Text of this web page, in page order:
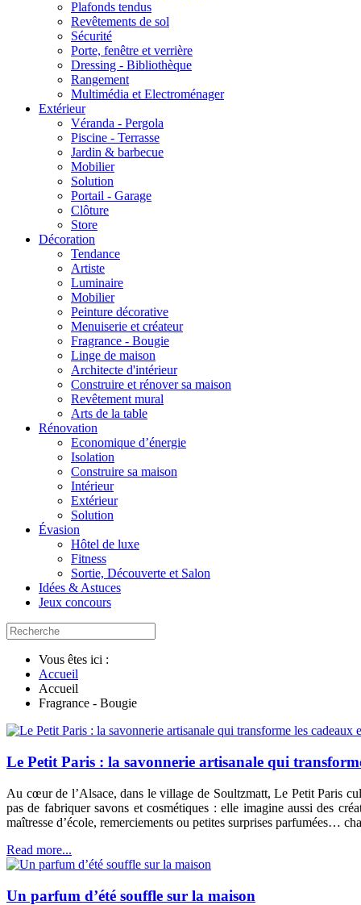
Plafonds tendus
Revêtements de sol
Sécurité
Porte, fenêtre et verrière
Dressing - Bibliothèque
Rangement
Multimédia et Electroménager
Extérieur
Véranda - Pergola
Piscine - Terrasse
Jardin & barbecue
Mobilier
Solution
Portail - Garage
Clôture
Store
Décoration
Tendance
Artiste
Luminaire
Mobilier
Peinture décorative
Menuiserie et créateur
Fragrance - Bougie
Linge de maison
Architecte d'intérieur
Construire et rénover sa maison
Revêtement mural
Arts de la table
Rénovation
Economique d’énergie
Isolation
Construire sa maison
Intérieur
Extérieur
Solution
Évasion
Hôtel de luxe
Fitness
Sortie, Découverte et Salon
Idées & Astuces
Jeux concours
Vous êtes ici :
Accueil
Accueil
Fragrance - Bougie
Le Petit Paris : la savonnerie artisanale qui
Au cœur de l’Alsace, dans le village de Soultzmatt, Le Petit Paris
pas de fabriquer savons et cosmétiques : elle imagine aussi des
maîtresse d’école, remerciements ou petites surprises parfumées…
Read more...
Un parfum d’été souffle sur la maison